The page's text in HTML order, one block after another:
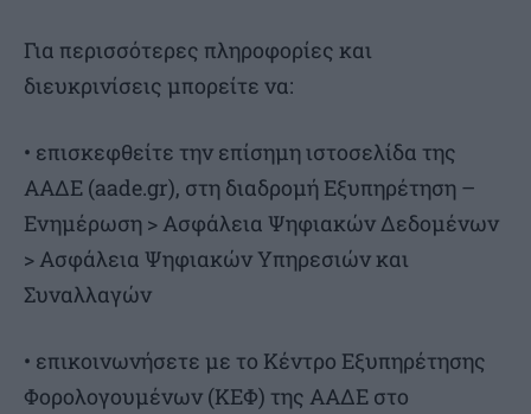
Για περισσότερες πληροφορίες και
διευκρινίσεις μπορείτε να:
• επισκεφθείτε την επίσημη ιστοσελίδα της
ΑΑΔΕ (aade.gr), στη διαδρομή Εξυπηρέτηση –
Ενημέρωση > Ασφάλεια Ψηφιακών Δεδομένων
> Ασφάλεια Ψηφιακών Υπηρεσιών και
Συναλλαγών
• επικοινωνήσετε με το Κέντρο Εξυπηρέτησης
Φορολογουμένων (ΚΕΦ) της ΑΑΔΕ στο